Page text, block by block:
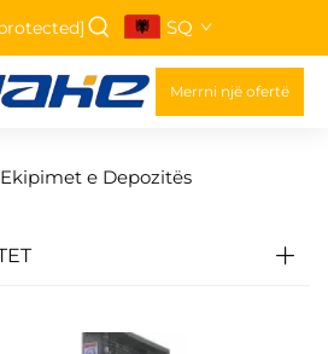
SQ
Merrni një ofertë
Ekipimet e Depozitës